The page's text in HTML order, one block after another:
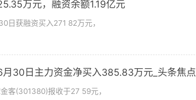
万元，融资余额1.19亿元
日获融资买入271 82万元，
30日主力资金净买入385.83万元_头条焦点
客(301380)报收于27 59元，